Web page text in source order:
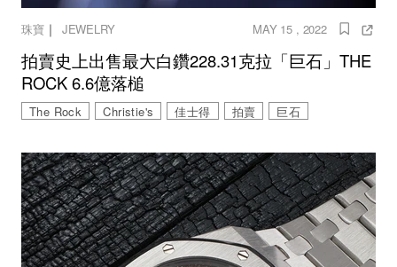
珠寶｜ JEWELRY MAY 15 , 2022
拍賣史上出售最大白鑽228.31克拉「巨石」THE
ROCK 6.6億落槌
The Rock Christie's 佳士得 拍賣 巨石